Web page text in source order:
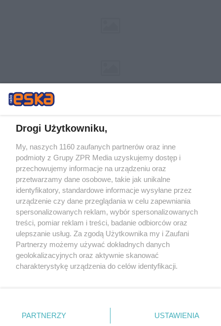
Żaden utwór zamieszczony w serwisie nie może być powielany i
rozpowszechniany lub dalej rozpowszechniany w jakikolwiek sposób (w
tym także elektroniczny lub mechaniczny) na jakimkolwiek polu
eksploatacji w jakiejkolwiek formie, włącznie z umieszczaniem w
Internecie bez pisemnej zgody właściciela praw. Jakiekolwiek użycie lub
wykorzystanie utworów w całości lub w części z naruszeniem prawa,
tzn. bez właściwej zgody, jest zabronione pod groźbą kary i może być
ścigane prawnie.
Drogi Użytkowniku,
My, naszych 1160 zaufanych partnerów oraz inne
podmioty z Grupy ZPR Media uzyskujemy dostęp i
przechowujemy informacje na urządzeniu oraz
przetwarzamy dane osobowe, takie jak unikalne
identyfikatory, standardowe informacje wysyłane przez
urządzenie czy dane przeglądania w celu zapewniania
spersonalizowanych reklam, wybór spersonalizowanych
treści, pomiar reklam i treści, badanie odbiorców oraz
ulepszanie usług. Za zgodą Użytkownika my i Zaufani
Partnerzy możemy używać dokładnych danych
geolokalizacyjnych oraz aktywnie skanować
charakterystykę urządzenia do celów identyfikacji.
zmienić/wycofać klikając przycisk ustawień prywatności
znajdujący się w lewym dolnym rogu strony
PARTNERZY USTAWIENIA